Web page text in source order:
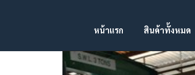
หน้าแรก สินค้าทั้งหมด